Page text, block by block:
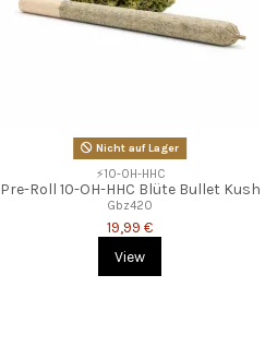
Nicht auf Lager
⚡10-OH-HHC
Pre-Roll 10-OH-HHC Blüte Bullet Kush
Gbz420
19,99 €
View